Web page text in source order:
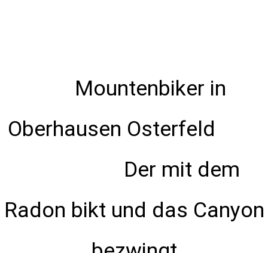
Mountenbiker in
Oberhausen Osterfeld
Der mit dem
Radon bikt und das Canyon